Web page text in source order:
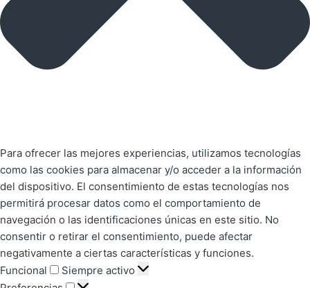
Para ofrecer las mejores experiencias, utilizamos tecnologías
como las cookies para almacenar y/o acceder a la información
del dispositivo. El consentimiento de estas tecnologías nos
permitirá procesar datos como el comportamiento de
navegación o las identificaciones únicas en este sitio. No
consentir o retirar el consentimiento, puede afectar
negativamente a ciertas características y funciones.
Funcional
Siempre activo